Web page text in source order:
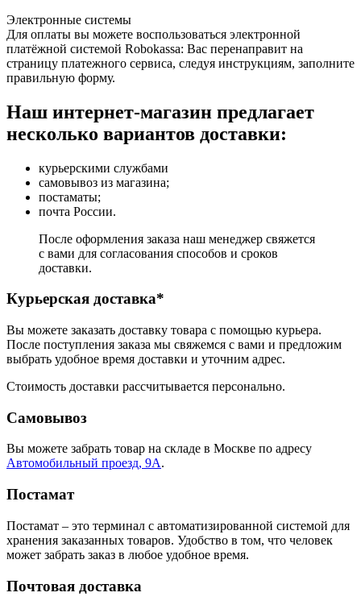
Электронные системы
Для оплаты вы можете воспользоваться электронной
платёжной системой Robokassa: Вас перенаправит на
страницу платежного сервиса, следуя инструкциям, заполните
правильную форму.
Наш интернет-магазин предлагает
несколько вариантов доставки:
курьерскими службами
самовывоз из магазина;
постаматы;
почта России.
После оформления заказа наш менеджер свяжется
с вами для согласования способов и сроков
доставки.
Курьерская доставка*
Вы можете заказать доставку товара с помощью курьера.
После поступления заказа мы свяжемся с вами и предложим
выбрать удобное время доставки и уточним адрес.
Стоимость доставки рассчитывается персонально.
Самовывоз
Вы можете забрать товар на складе в Москве по адресу
Автомобильный проезд, 9А.
Постамат
Постамат – это терминал с автоматизированной системой для
хранения заказанных товаров. Удобство в том, что человек
может забрать заказ в любое удобное время.
Почтовая доставка